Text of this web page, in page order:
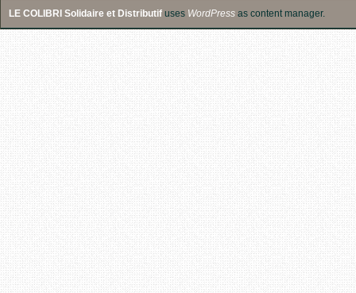
LE COLIBRI Solidaire et Distributif uses WordPress as content manager.